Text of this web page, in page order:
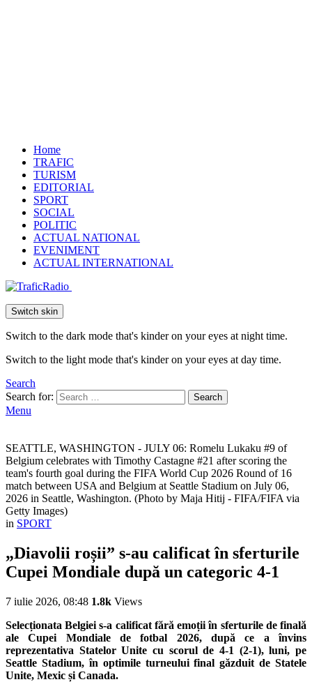
Home
TRAFIC
TURISM
EDITORIAL
SPORT
SOCIAL
POLITIC
ACTUAL NATIONAL
EVENIMENT
ACTUAL INTERNATIONAL
Switch skin
Switch to the dark mode that's kinder on your eyes at night time.
Switch to the light mode that's kinder on your eyes at day time.
Search
Search for:
Search
Menu
SEATTLE, WASHINGTON - JULY 06: Romelu Lukaku #9 of
Belgium celebrates with Timothy Castagne #21 after scoring the
team's fourth goal during the FIFA World Cup 2026 Round of 16
match between USA and Belgium at Seattle Stadium on July 06,
2026 in Seattle, Washington. (Photo by Maja Hitij - FIFA/FIFA via
Getty Images)
in SPORT
„Diavolii roșii” s-au calificat în sferturile
Cupei Mondiale după un categoric 4-1
7 iulie 2026, 08:48 1.8k Views
Selecționata Belgiei s-a calificat fără emoții în sferturile de finală
ale Cupei Mondiale de fotbal 2026, după ce a învins
reprezentativa Statelor Unite cu scorul de 4-1 (2-1), luni, pe
Seattle Stadium, în optimile turneului final găzduit de Statele
Unite, Mexic și Canada.